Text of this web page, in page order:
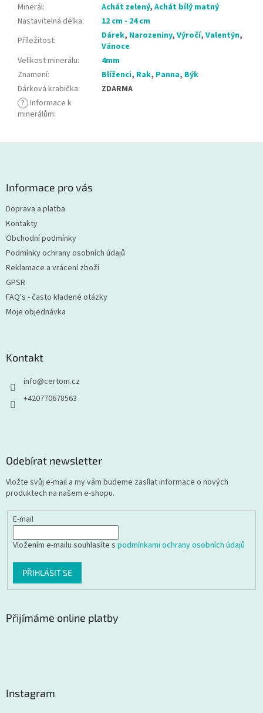
Minerál: Achát zelený, Achát bílý matný
Nastavitelná délka:
12 cm - 24 cm
Příležitost: Dárek, Narozeniny, Výročí, Valentýn,
Vánoce
Velikost minerálu:
4mm
Znamení: Blíženci, Rak, Panna, Býk
Dárková krabička:
ZDARMA
? Informace k
minerálům:
Informace pro vás
Doprava a platba
Kontakty
Obchodní podmínky
Podmínky ochrany osobních údajů
Reklamace a vrácení zboží
GPSR
FAQ's - často kladené otázky
Moje objednávka
Kontakt
info@certom.cz
+420770678563
Odebírat newsletter
Vložte svůj e-mail a my vám budeme zasílat informace o nových
produktech na našem e-shopu.
E-mail
Vložením e-mailu souhlasíte s podmínkami ochrany osobních údajů
PŘIHLÁSIT SE
Přijímáme online platby
Instagram